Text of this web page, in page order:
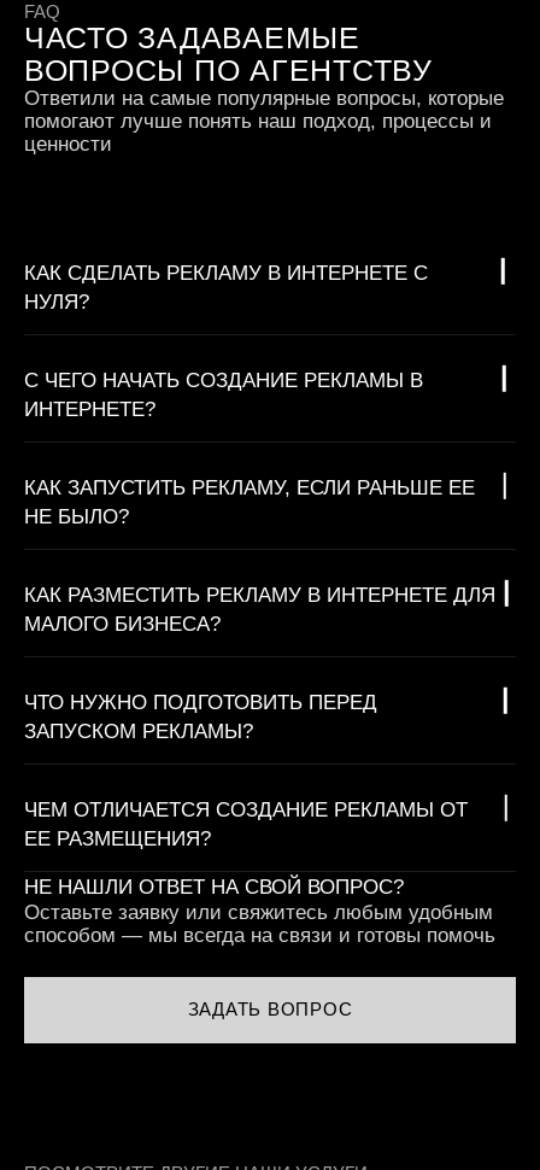
FAQ
ЧАСТО ЗАДАВАЕМЫЕ
ВОПРОСЫ ПО АГЕНТСТВУ
Ответили на самые популярные вопросы, которые
помогают лучше понять наш подход, процессы и
ценности
КАК СДЕЛАТЬ РЕКЛАМУ В ИНТЕРНЕТЕ С
НУЛЯ?
С ЧЕГО НАЧАТЬ СОЗДАНИЕ РЕКЛАМЫ В
ИНТЕРНЕТЕ?
КАК ЗАПУСТИТЬ РЕКЛАМУ, ЕСЛИ РАНЬШЕ ЕЕ
НЕ БЫЛО?
КАК РАЗМЕСТИТЬ РЕКЛАМУ В ИНТЕРНЕТЕ ДЛЯ
МАЛОГО БИЗНЕСА?
ЧТО НУЖНО ПОДГОТОВИТЬ ПЕРЕД
ЗАПУСКОМ РЕКЛАМЫ?
ЧЕМ ОТЛИЧАЕТСЯ СОЗДАНИЕ РЕКЛАМЫ ОТ
ЕЕ РАЗМЕЩЕНИЯ?
НЕ НАШЛИ ОТВЕТ НА СВОЙ ВОПРОС?
Оставьте заявку или свяжитесь любым удобным
способом — мы всегда на связи и готовы помочь
ЗАДАТЬ ВОПРОС